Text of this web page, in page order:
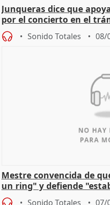
Junqueras dice que
por el concierto en el
Sonido Totales 08/
Mestre convencida de
un ring" y defiende
Vox
Sonido Totales 07/